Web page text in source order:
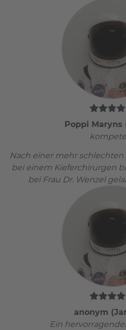
Poppi Maryns
Nach einer mehr
bei einem Kieferchirurgen
bei Frau Dr. Wenzel
anonym
Ein